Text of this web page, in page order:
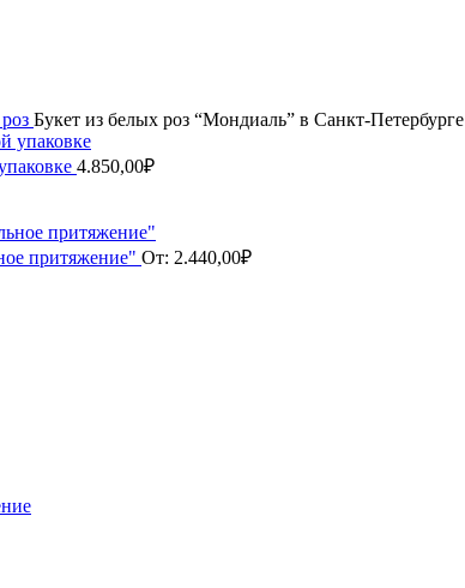
Букет из белых роз “Мондиаль” в Санкт-Петербурге
4.850,00₽
притяжение" От: 2.440,00₽